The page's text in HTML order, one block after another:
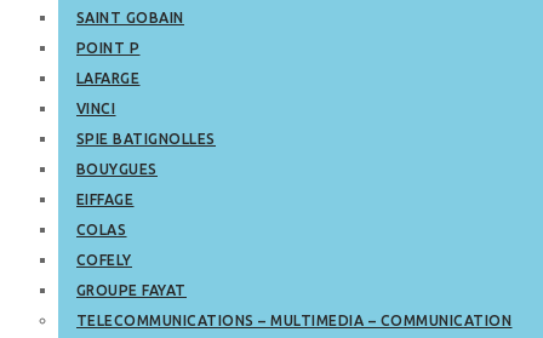
SAINT GOBAIN
POINT P
LAFARGE
VINCI
SPIE BATIGNOLLES
BOUYGUES
EIFFAGE
COLAS
COFELY
GROUPE FAYAT
TELECOMMUNICATIONS – MULTIMEDIA – COMMUNICATION